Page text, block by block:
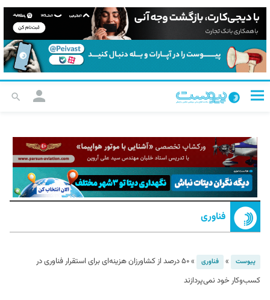
فناوری
پیوست » فناوری »
۵۰ درصد از کشاورزان هزینه‌ای برای استقرار فناوری در
کسب‌وکار خود نمی‌پردازند